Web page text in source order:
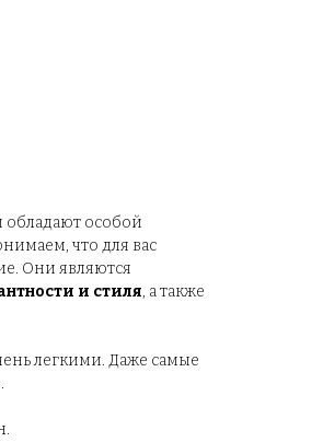
особой
что для вас
Они являются
и стиля, а также
легкими. Даже самые